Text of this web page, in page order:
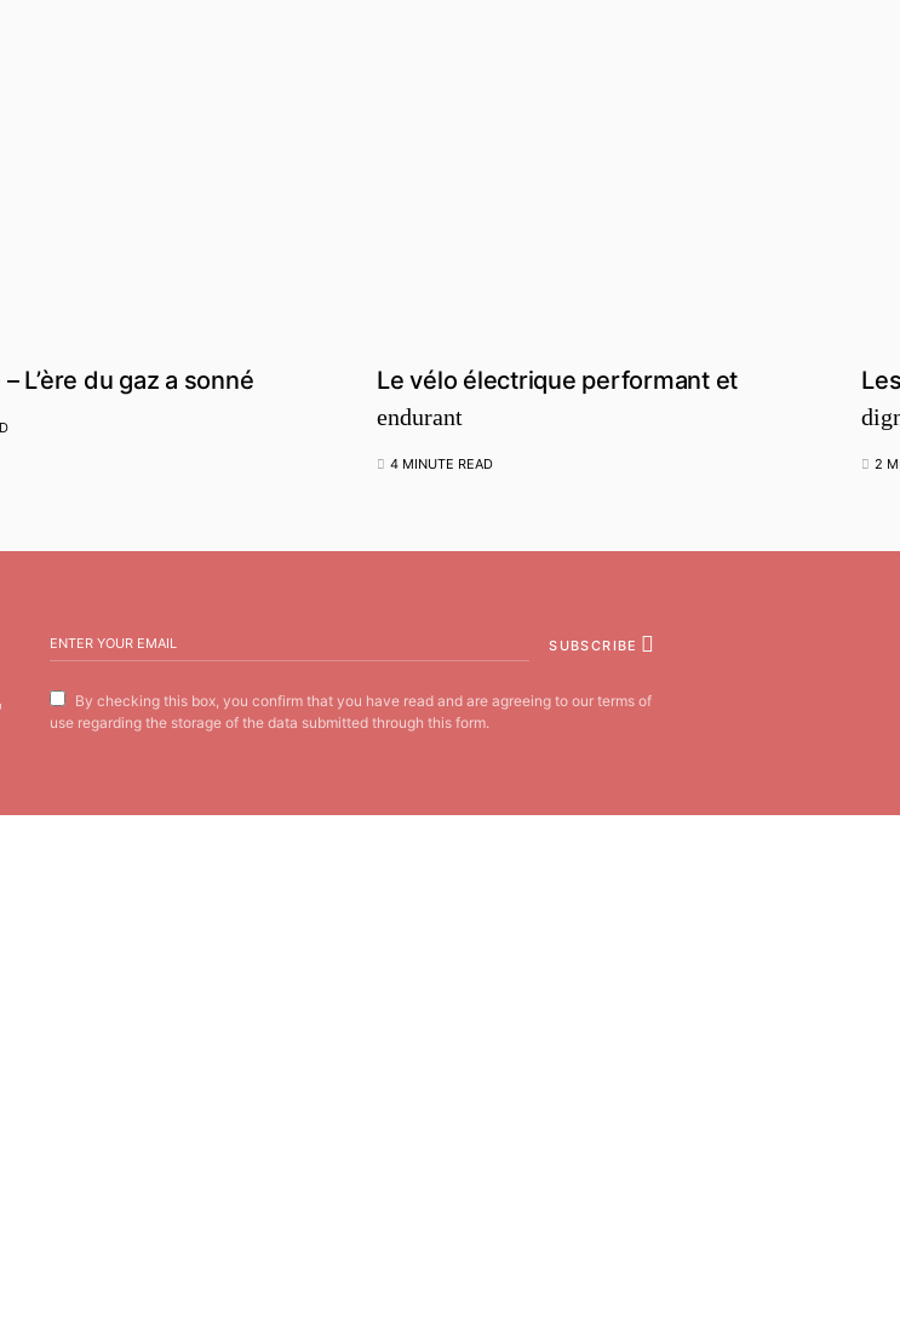
L’ère du gaz a sonné Le vélo électrique performant et
endurant
4 MINUTE READ 2
SUBSCRIBE
By checking this box, you confirm that you have read and are agreeing to our terms of
use regarding the storage of the data submitted through this form.